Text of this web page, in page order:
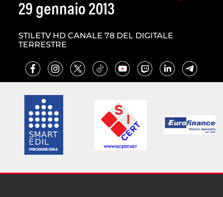
29 gennaio 2013
STILETV HD CANALE 78 DEL DIGITALE
TERRESTRE